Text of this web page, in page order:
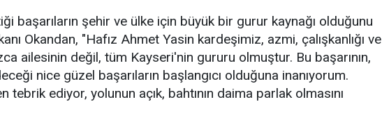
başarıların şehir ve ülke için büyük bir gurur kaynağı olduğunu
Okandan, "Hafız Ahmet Yasin kardeşimiz, azmi, çalışkanlığı ve
ailesinin değil, tüm Kayseri'nin gururu olmuştur. Bu başarının,
nice güzel başarıların başlangıcı olduğuna inanıyorum.
tebrik ediyor, yolunun açık, bahtının daima parlak olmasını